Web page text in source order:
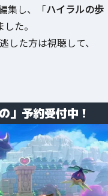
集し、「ハイラルの歩
た。
た方は視聴して、
」予約受付中！